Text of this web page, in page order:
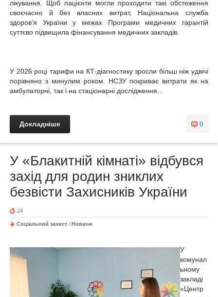
лікування. Щоб пацієнти могли проходити такі обстеження
своєчасно й без власних витрат, Національна служба
здоров’я України у межах Програми медичних гарантій
суттєво підвищила фінансування медичних закладів.
У 2026 році тарифи на КТ-діагностику зросли більш ніж удвічі
порівняно з минулим роком. НСЗУ покриває витрати як на
амбулаторні, так і на стаціонарні дослідження...
0
Докладніше
У «Блакитній кімнаті» відбувся
захід для родин зниклих
безвісти Захисників України
24
Соціальний захист / Новини
У
комунал
ьному
закладі
«Центр